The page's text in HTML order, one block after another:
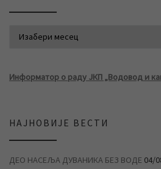
Информатор о раду ЈКП „Водовод и
НАЈНОВИЈЕ ВЕСТИ
ДЕО НАСЕЉА ДУВАНИКА БЕЗ ВОДЕ 04/